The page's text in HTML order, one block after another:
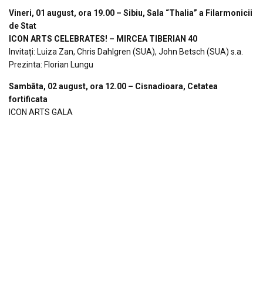
Vineri, 01 august, ora 19.00 – Sibiu, Sala “Thalia” a Filarmonicii
de Stat
ICON ARTS CELEBRATES! – MIRCEA TIBERIAN 40
Invitați: Luiza Zan, Chris Dahlgren (SUA), John Betsch (SUA) s.a.
Prezinta: Florian Lungu
Sambãta, 02 august, ora 12.00 – Cisnadioara, Cetatea
fortificata
ICON ARTS GALA